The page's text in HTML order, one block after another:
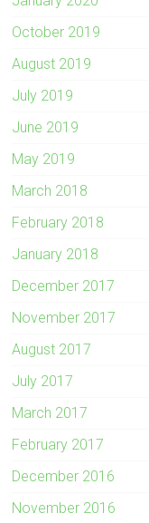
October 2019
August 2019
July 2019
June 2019
May 2019
March 2018
February 2018
January 2018
December 2017
November 2017
August 2017
July 2017
March 2017
February 2017
December 2016
November 2016